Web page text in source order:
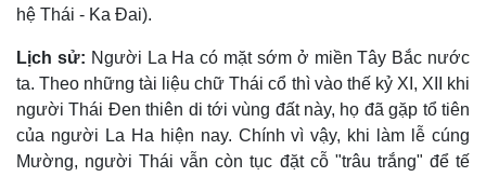
hệ Thái - Ka Ðai).
Lịch sử: Người La Ha có mặt sớm ở miền Tây Bắc nước
ta. Theo những tài liệu chữ Thái cổ thì vào thế kỷ XI, XII khi
người Thái Ðen thiên di tới vùng đất này, họ đã gặp tổ tiên
của người La Ha hiện nay. Chính vì vậy, khi làm lễ cúng
Mường, người Thái vẫn còn tục đặt cỗ "trâu trắng" để tế